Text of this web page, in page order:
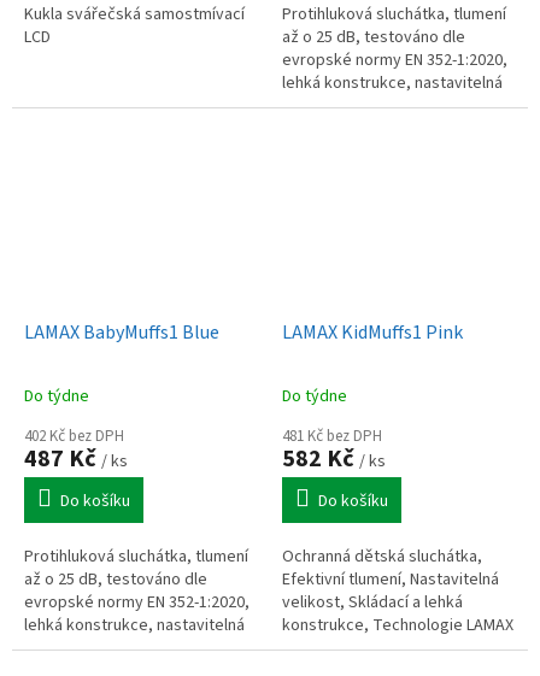
Kukla svářečská samostmívací
LCD
Protihluková sluchátka, tlumení
až o 25 dB, testováno dle
evropské normy EN 352-1:2020,
lehká konstrukce, nastavitelná
velikost, pogumovaná čelenka
LAMAX BabyMuffs1 Blue
Do týdne
402 Kč bez DPH
487 Kč / ks
Do košíku
Protihluková sluchátka, tlumení
až o 25 dB, testováno dle
evropské normy EN 352-1:2020,
lehká konstrukce, nastavitelná
velikost, pogumovaná čelenka
LAMAX KidMuffs1 Pink
Do týdne
481 Kč bez DPH
582 Kč / ks
Do košíku
Ochranná dětská sluchátka,
Efektivní tlumení, Nastavitelná
velikost, Skládací a lehká
konstrukce, Technologie LAMAX
z LAMAX SAFE-MATERIALS™ (bez